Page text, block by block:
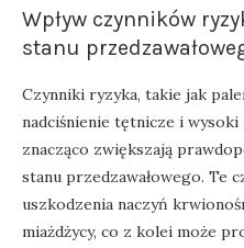
Wpływ czynników
stanu
Czynniki ryzyka, takie jak
nadciśnienie tętnicze i
znacząco zwiększają
stanu przedzawałowego. Te
uszkodzenia naczyń
miażdżycy, co z kolei może